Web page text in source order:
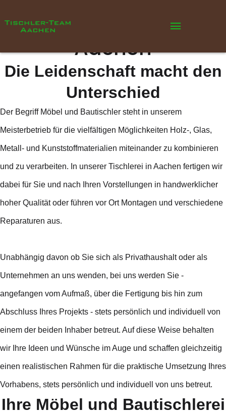
Das Tischler-Team
Aachen
Die Leidenschaft macht den
Unterschied
Der Begriff Möbel und Bautischler steht in unserem
Meisterbetrieb für die vielfältigen Möglichkeiten Holz-, Glas,
Metall- und Kunststoffmaterialien miteinander zu kombinieren
und zu verarbeiten. In unserer Tischlerei in Aachen fertigen wir
dabei für Sie und nach Ihren Vorstellungen in handwerklicher
hoher Qualität oder führen vor Ort Montagen und verschiedene
Reparaturen aus.
Unabhängig davon ob Sie sich als Privathaushalt oder als
Unternehmen an uns wenden, bei uns werden Sie -
angefangen vom Aufmaß, über die Fertigung bis hin zum
Abschluss Ihres Projekts - stets persönlich und individuell von
einem der beiden Inhaber betreut. Auf diese Weise behalten
wir Ihre Ideen und Wünsche im Auge und schaffen gleichzeitig
einen realistischen Rahmen für die praktische Umsetzung Ihres
Vorhabens, stets persönlich und individuell von uns betreut.
Ihre Möbel und Bautischlerei